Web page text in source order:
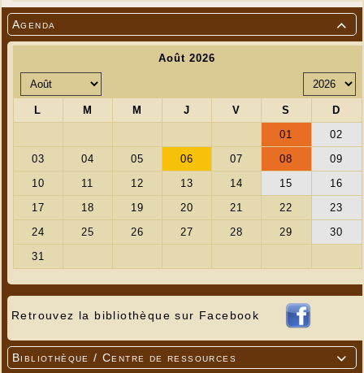

Agenda
Retrouvez la bibliothèque sur Facebook

Bibliothèque / Centre de ressources